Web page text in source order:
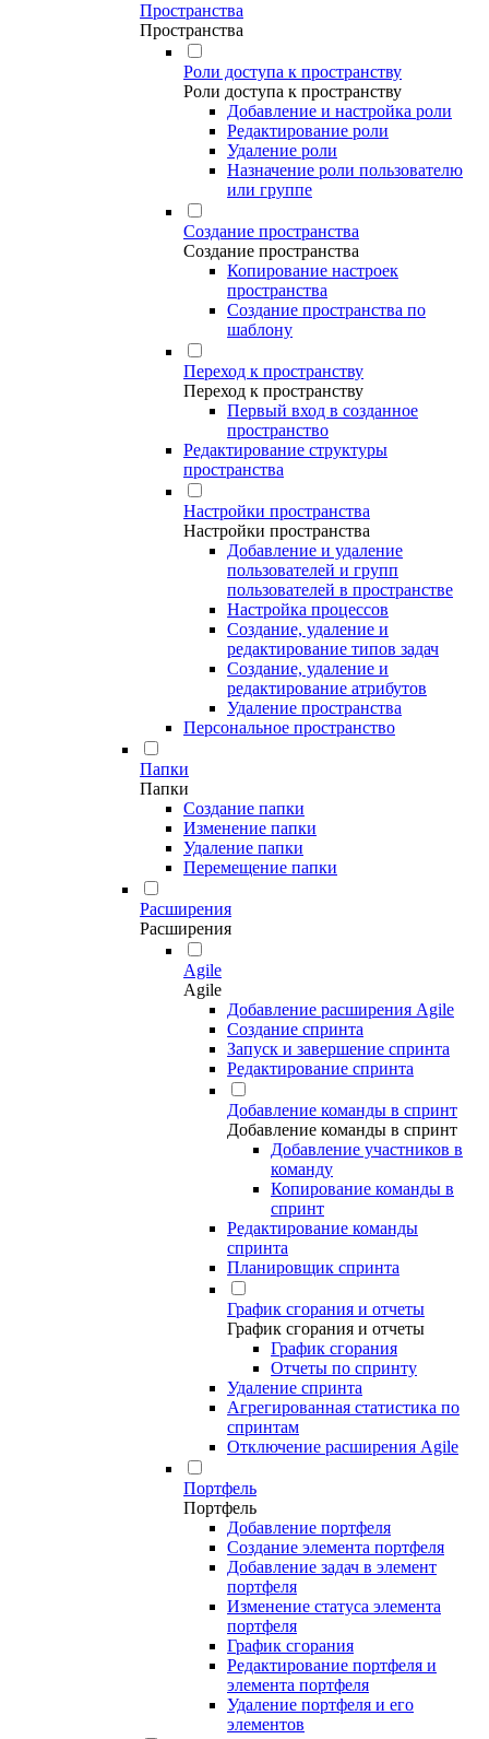
Пространства
Пространства
Роли доступа к пространству
Роли доступа к пространству
Добавление и настройка роли
Редактирование роли
Удаление роли
Назначение роли пользователю
или группе
Создание пространства
Создание пространства
Копирование настроек
пространства
Создание пространства по
шаблону
Переход к пространству
Переход к пространству
Первый вход в созданное
пространство
Редактирование структуры
пространства
Настройки пространства
Настройки пространства
Добавление и удаление
пользователей и групп
пользователей в пространстве
Настройка процессов
Создание, удаление и
редактирование типов задач
Создание, удаление и
редактирование атрибутов
Удаление пространства
Персональное пространство
Папки
Папки
Создание папки
Изменение папки
Удаление папки
Перемещение папки
Расширения
Расширения
Agile
Agile
Добавление расширения Agile
Создание спринта
Запуск и завершение спринта
Редактирование спринта
Добавление команды в спринт
Добавление команды в спринт
Добавление участников в
команду
Копирование команды в
спринт
Редактирование команды
спринта
Планировщик спринта
График сгорания и отчеты
График сгорания и отчеты
График сгорания
Отчеты по спринту
Удаление спринта
Агрегированная статистика по
спринтам
Отключение расширения Agile
Портфель
Портфель
Добавление портфеля
Создание элемента портфеля
Добавление задач в элемент
портфеля
Изменение статуса элемента
портфеля
График сгорания
Редактирование портфеля и
элемента портфеля
Удаление портфеля и его
элементов